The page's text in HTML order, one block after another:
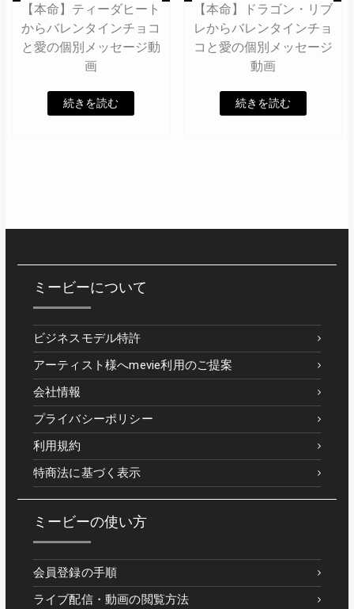
【本命】ティーダヒート
からバレンタインチョコ
と愛の個別メッセージ動
画
続きを読む
【本命】ドラゴン・リブ
レからバレンタインチョ
コと愛の個別メッセージ
動画
続きを読む
ミービーについて
ビジネスモデル特許
アーティスト様へmevie利用のご提案
会社情報
プライバシーポリシー
利用規約
特商法に基づく表示
ミービーの使い方
会員登録の手順
ライブ配信・動画の閲覧方法